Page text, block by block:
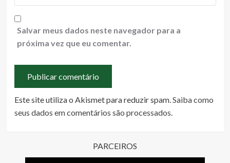
Salvar meus dados neste navegador para a
próxima vez que eu comentar.
Este site utiliza o Akismet para reduzir spam.Saiba como
seus dados em comentários são processados.
PARCEIROS